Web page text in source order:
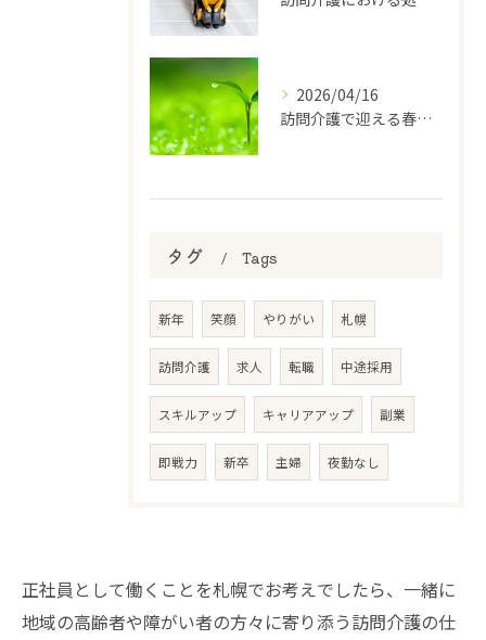
2026/04/16
訪問介護で迎える春の体調管理術
タグ Tags
新年 笑顔 やりがい 札幌
訪問介護 求人 転職 中途採用
スキルアップ キャリアアップ 副業
即戦力 新卒 主婦 夜勤なし
正社員として働くことを札幌でお考えでしたら、一緒に
地域の高齢者や障がい者の方々に寄り添う訪問介護の仕